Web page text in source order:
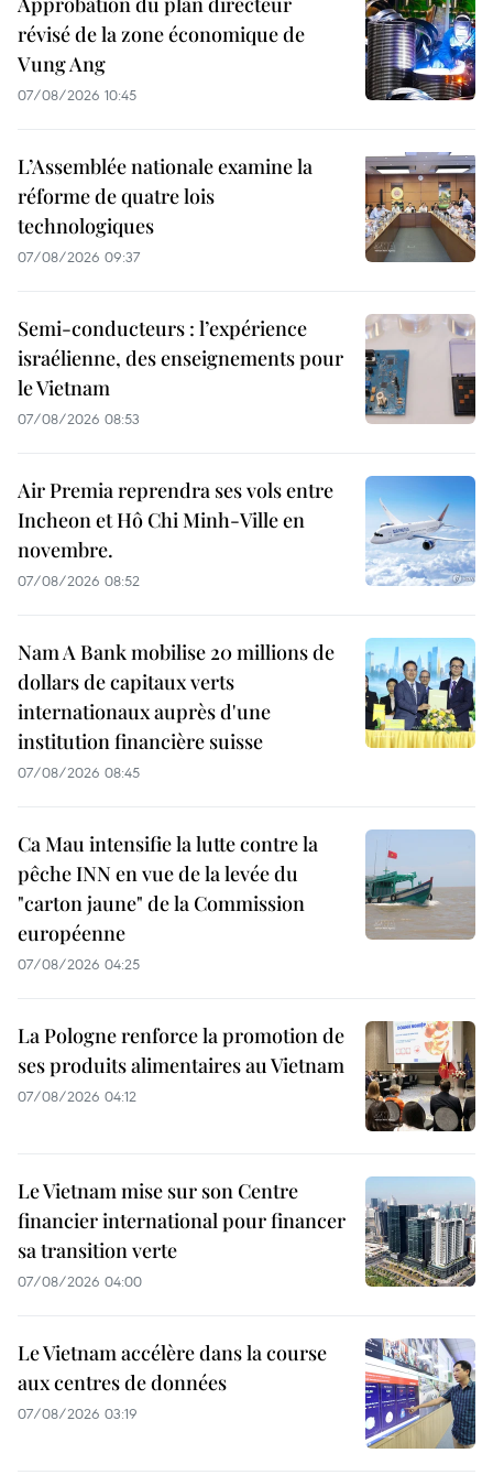
révisé de la zone économique de
Vung Ang
07/08/2026 10:45
L’Assemblée nationale examine la
réforme de quatre lois
technologiques
07/08/2026 09:37
Semi-conducteurs : l’expérience
israélienne, des enseignements pour
le Vietnam
07/08/2026 08:53
Air Premia reprendra ses vols entre
Incheon et Hô Chi Minh-Ville en
novembre.
07/08/2026 08:52
Nam A Bank mobilise 20 millions de
dollars de capitaux verts
internationaux auprès d'une
institution financière suisse
07/08/2026 08:45
Ca Mau intensifie la lutte contre la
pêche INN en vue de la levée du
"carton jaune" de la Commission
européenne
07/08/2026 04:25
La Pologne renforce la promotion de
ses produits alimentaires au Vietnam
07/08/2026 04:12
Le Vietnam mise sur son Centre
financier international pour financer
sa transition verte
07/08/2026 04:00
Le Vietnam accélère dans la course
aux centres de données
07/08/2026 03:19